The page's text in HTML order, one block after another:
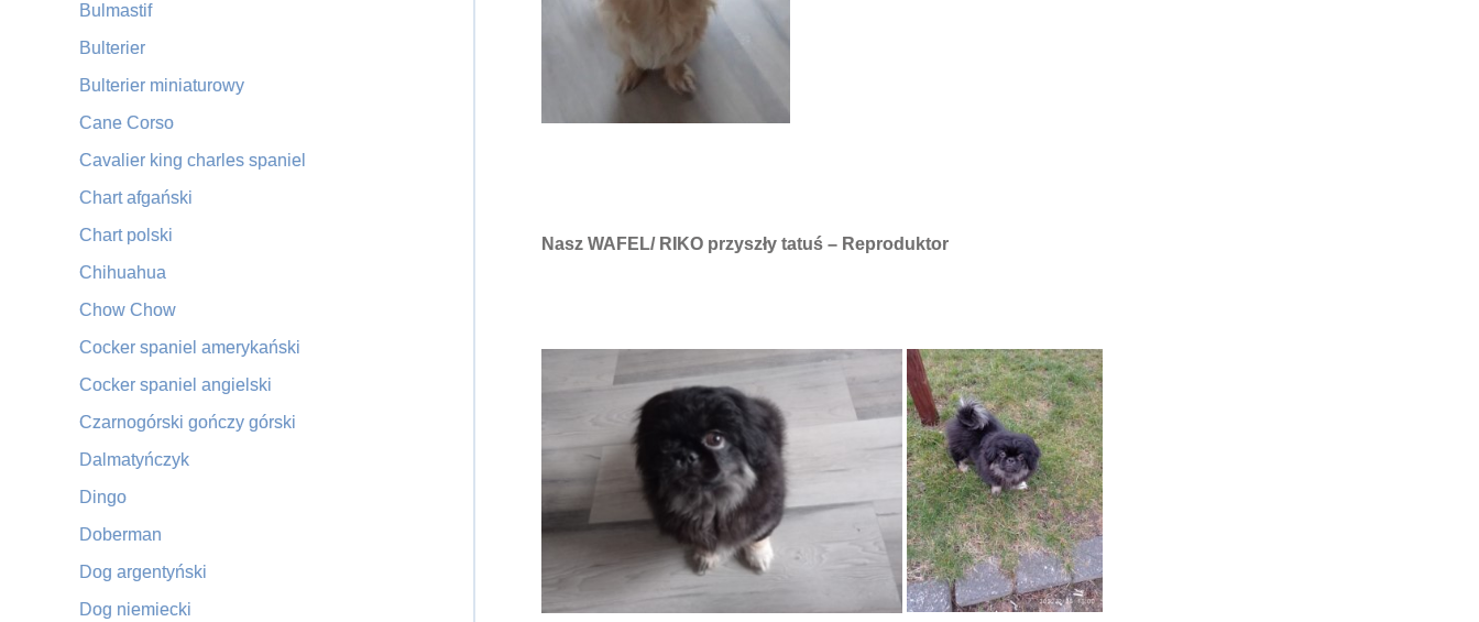
Nasz WAFEL/ RIKO przyszły tatuś – Reproduktor
Bulmastif
Bulterier
Bulterier miniaturowy
Cane Corso
Cavalier king charles spaniel
Chart afgański
Chart polski
Chihuahua
Chow Chow
Cocker spaniel amerykański
Cocker spaniel angielski
Czarnogórski gończy górski
Dalmatyńczyk
Dingo
Doberman
Dog argentyński
Dog niemiecki